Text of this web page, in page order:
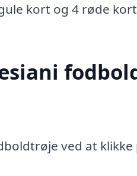
kort og 4 røde
ved at klikke